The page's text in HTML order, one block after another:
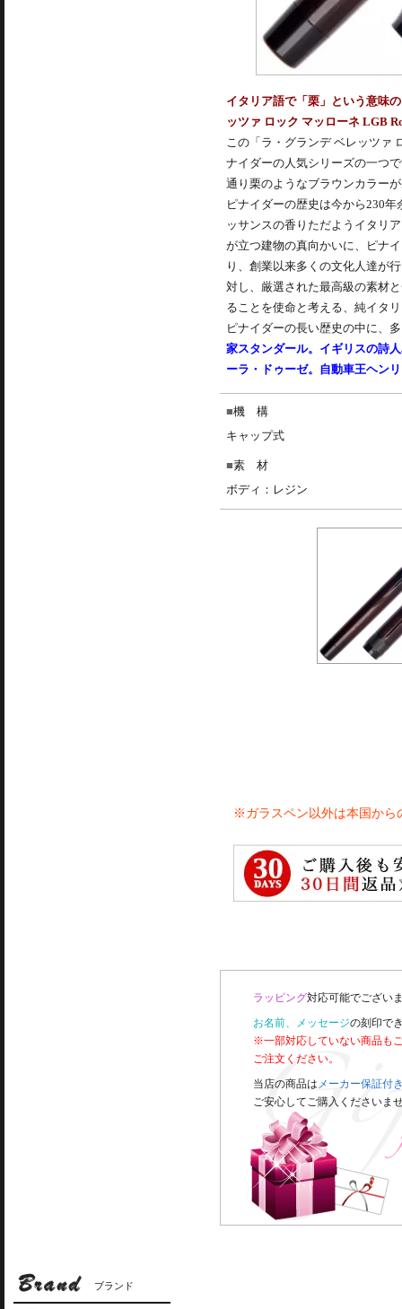
イタリア語で「栗」という意味
ッツァ ロック マッローネ LGB
この「ラ・グランデ ベレッツァ
ナイダーの人気シリーズの一つ
通り栗のようなブラウンカラー
ピナイダーの歴史は今から230
ッサンスの香りただようイタリ
が立つ建物の真向かいに、ピナ
り、創業以来多くの文化人達が
対し、厳選された最高級の素材
ることを使命と考える、純イタ
ピナイダーの長い歴史の中に、
家スタンダール。イギリスの詩
ーラ・ドゥーゼ。自動車王ヘン
機 構
キャップ式
素 材
ボディ：レジン
※ガラスペン以外は本国から
ラッピング対応可能でござい
お名前、メッセージの刻印で
※一部対応していない商品も
ご注文ください。
当店の商品は メーカー保証付
ご安心してご購入くださいま
ブランド